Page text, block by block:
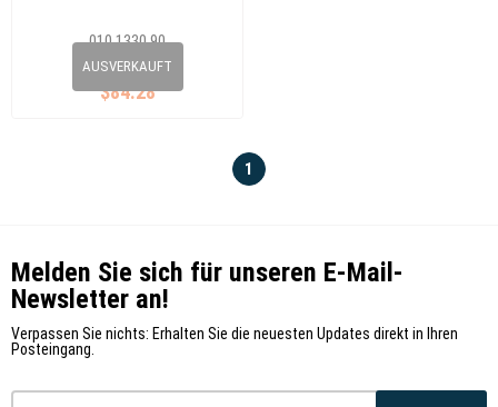
AUSVERKAUFT
010 1330 90
$84.28
28491-2A700
1
Melden Sie sich für unseren E-Mail-
Newsletter an!
Verpassen Sie nichts: Erhalten Sie die neuesten Updates direkt in Ihren
Posteingang.